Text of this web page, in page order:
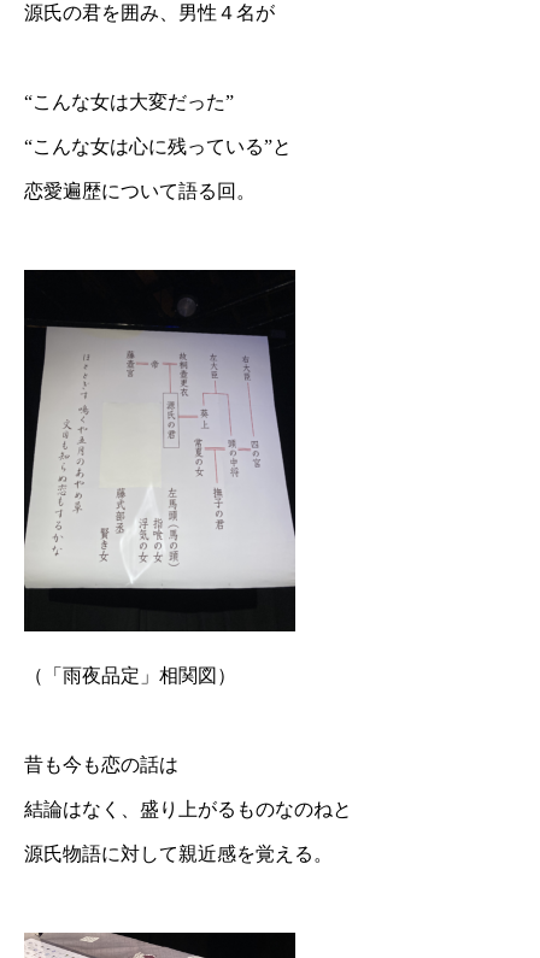
源氏の君を囲み、男性４名が
“こんな女は大変だった”
“こんな女は心に残っている”と
恋愛遍歴について語る回。
（「雨夜品定」相関図）
昔も今も恋の話は
結論はなく、盛り上がるものなのねと
源氏物語に対して親近感を覚える。